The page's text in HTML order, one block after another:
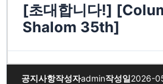
[초대합니다!]
Shalom 35th]
공지사항작성자admin작성일2026-